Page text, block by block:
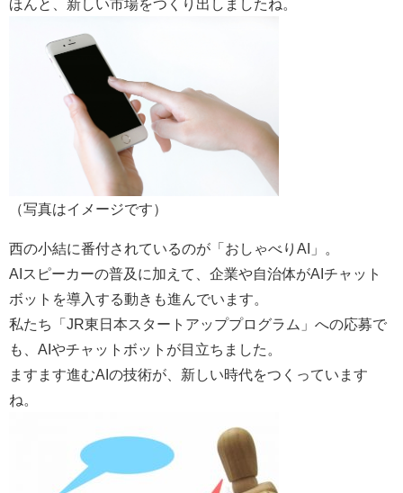
ほんと、新しい市場をつくり出しましたね。
（写真はイメージです）
西の小結に番付されているのが「おしゃべりAI」。
AIスピーカーの普及に加えて、企業や自治体がAIチャット
ボットを導入する動きも進んでいます。
私たち「JR東日本スタートアッププログラム」への応募で
も、AIやチャットボットが目立ちました。
ますます進むAIの技術が、新しい時代をつくっています
ね。